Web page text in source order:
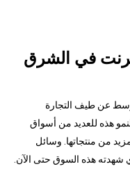
في الشرق
عن طيف التجارة
هذه للعديد من أسواق
من منتجاتها. وسائل
شهدته هذه السوق حتى الآن.